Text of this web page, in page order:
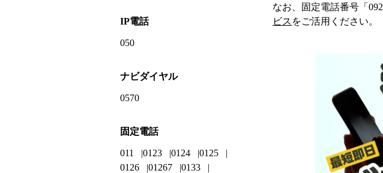
なお、固定電話番号「 092
ビス をご活用ください。
IP電話
050
ナビダイヤル
0570
固定電話
011 0123 0124
0125
0126
01267
0133